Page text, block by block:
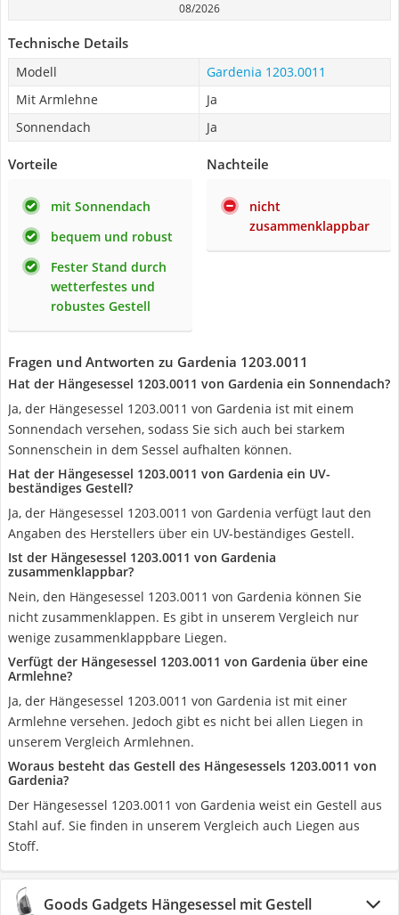
08/2026
Technische Details
Modell
‎Gardenia ‎1203.0011
Mit Armlehne
Ja
Sonnendach
Ja
Vorteile
mit Sonnendach
bequem und robust
Fester Stand durch
wetterfestes und
robustes Gestell
Nachteile
nicht
zusammenklappbar
Fragen und Antworten zu ‎Gardenia ‎1203.0011
Hat der Hängesessel ‎1203.0011 von Gardenia ein Sonnendach?
Ja, der Hängesessel ‎1203.0011 von Gardenia ist mit einem
Sonnendach versehen, sodass Sie sich auch bei starkem
Sonnenschein in dem Sessel aufhalten können.
Hat der Hängesessel ‎1203.0011 von Gardenia ein UV-
beständiges Gestell?
Ja, der Hängesessel ‎1203.0011 von Gardenia verfügt laut den
Angaben des Herstellers über ein UV-beständiges Gestell.
Ist der Hängesessel ‎1203.0011 von Gardenia
zusammenklappbar?
Nein, den Hängesessel ‎1203.0011 von Gardenia können Sie
nicht zusammenklappen. Es gibt in unserem Vergleich nur
wenige zusammenklappbare Liegen.
Verfügt der Hängesessel ‎1203.0011 von Gardenia über eine
Armlehne?
Ja, der Hängesessel ‎1203.0011 von Gardenia ist mit einer
Armlehne versehen. Jedoch gibt es nicht bei allen Liegen in
unserem Vergleich Armlehnen.
Woraus besteht das Gestell des Hängesessels ‎1203.0011 von
Gardenia?
Der Hängesessel ‎1203.0011 von Gardenia weist ein Gestell aus
Stahl auf. Sie finden in unserem Vergleich auch Liegen aus
Stoff.
Goods Gadgets Hängesessel mit Gestell